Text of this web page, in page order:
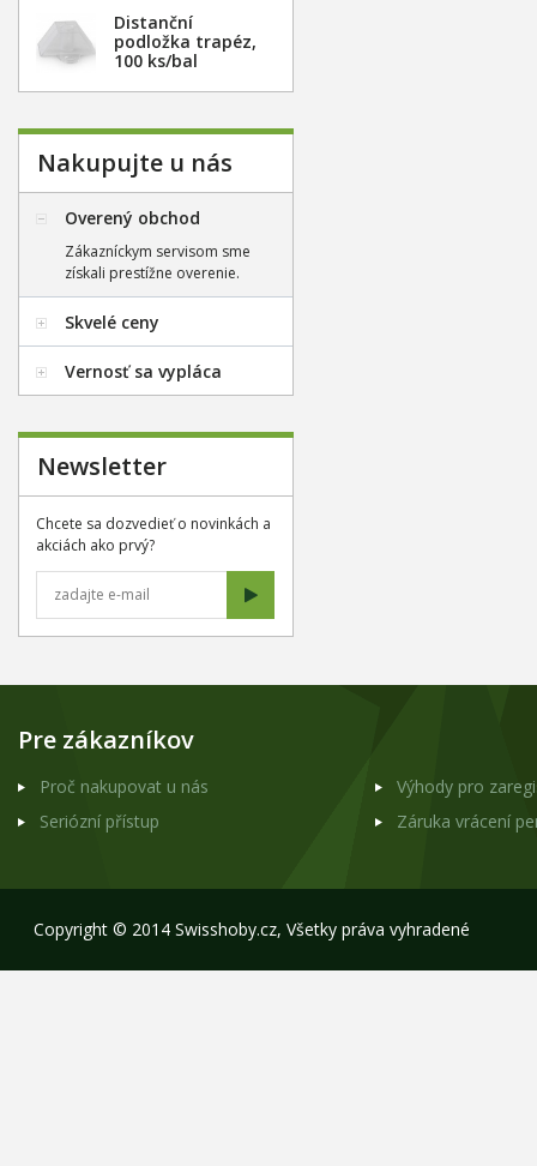
Distanční
podložka trapéz,
100 ks/bal
Nakupujte u nás
Overený obchod
Zákazníckym servisom sme
získali prestížne overenie.
Skvelé ceny
Vernosť sa vypláca
Newsletter
Chcete sa dozvedieť o novinkách a
akciách ako prvý?
Pre zákazníkov
Proč nakupovat u nás
Výhody pro
Seriózní přístup
Záruka vrácení
Copyright © 2014 Swisshoby.cz, Všetky práva vyhradené